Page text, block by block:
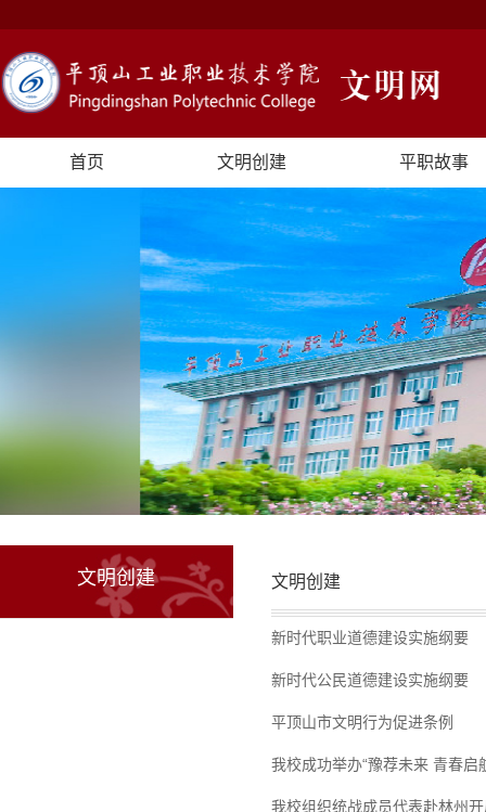
首页 文明创建 平职故事
文明创建 文明创建
新时代职业道德建设实施纲要
新时代公民道德建设实施纲要
平顶山市文明行为促进条例
我校成功举办“豫荐未来 青春启
我校组织统战成员代表赴林州